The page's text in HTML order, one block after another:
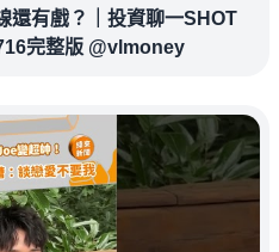
還有戲？｜投資聊一SHOT
完整版 @vlmoney